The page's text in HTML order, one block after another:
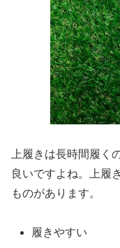
上履きは長時間履く
良いですよね。上履
ものがあります。
履きやすい